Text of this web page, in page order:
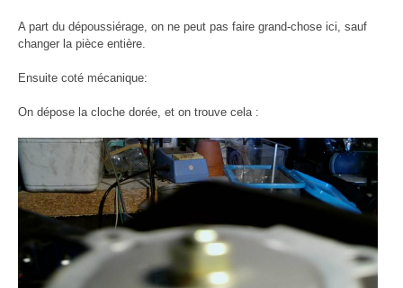
A part du dépoussiérage, on ne peut pas faire grand-chose ici, sauf
changer la pièce entière.
Ensuite coté mécanique:
On dépose la cloche dorée, et on trouve cela :